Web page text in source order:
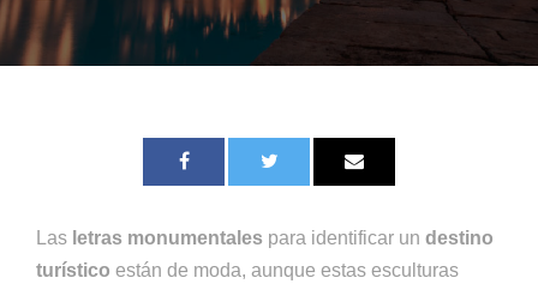
Las letras monumentales para identificar un destino
turístico están de moda, aunque estas esculturas